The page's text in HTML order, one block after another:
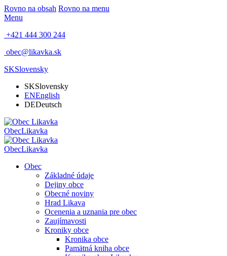
Rovno na obsah Rovno na menu
Menu
+421 444 300 244
obec@likavka.sk
SKSlovensky
SKSlovensky
ENEnglish
DEDeutsch
ObecLikavka
ObecLikavka
Obec
Základné údaje
Dejiny obce
Obecné noviny
Hrad Likava
Ocenenia a uznania pre obec
Zaujímavosti
Kroniky obce
Kronika obce
Pamätná kniha obce